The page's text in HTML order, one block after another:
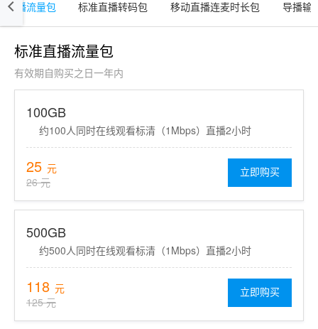
直播流量包 标准直播转码包 移动直播连麦时长包 导播输
标准直播流量包
有效期自购买之日一年内
100GB
约100人同时在线观看标清（1Mbps）直播2小时
25 元
26 元
立即购买
500GB
约500人同时在线观看标清（1Mbps）直播2小时
118 元
125 元
立即购买